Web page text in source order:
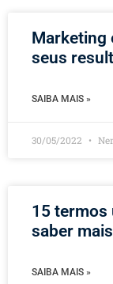
Marketing
seus
SAIBA MAIS »
30/05/2022
15 termos
saber
SAIBA MAIS »